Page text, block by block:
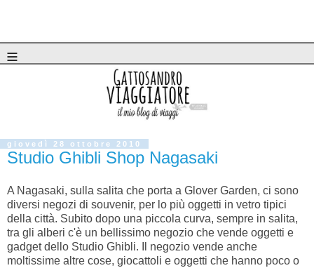
≡
giovedì 28 ottobre 2010
Studio Ghibli Shop Nagasaki
A Nagasaki, sulla salita che porta a Glover Garden, ci sono
diversi negozi di souvenir, per lo più oggetti in vetro tipici
della città. Subito dopo una piccola curva, sempre in salita,
tra gli alberi c'è un bellissimo negozio che vende oggetti e
gadget dello Studio Ghibli. Il negozio vende anche
moltissime altre cose, giocattoli e oggetti che hanno poco o